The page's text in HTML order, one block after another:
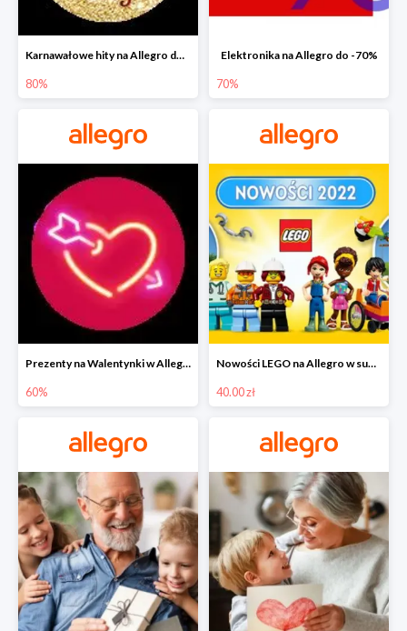
Karnawałowe hity na Allegro do -80%
80%
Elektronika na Allegro do -70%
70%
Prezenty na Walentynki w Allegro do -60%
60%
Nowości LEGO na Allegro w super cenach od 40 zł
40.00 zł